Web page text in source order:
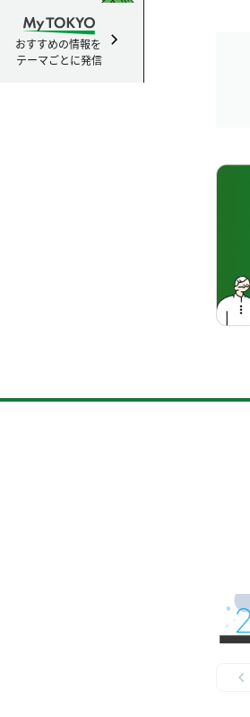
おすすめの情報を
テーマごとに発信